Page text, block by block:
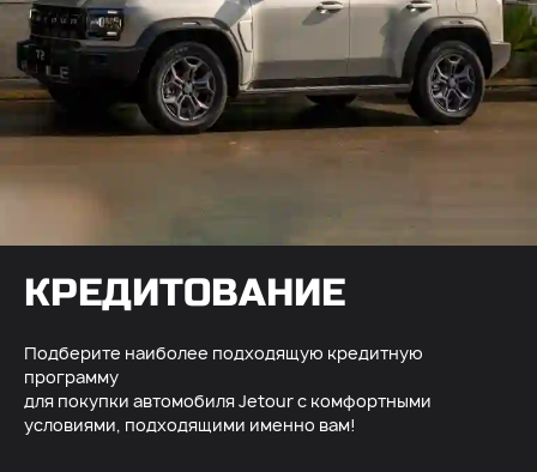
КРЕДИТОВАНИЕ
Подберите наиболее подходящую кредитную
программу
для покупки автомобиля Jetour с комфортными
условиями, подходящими именно вам!